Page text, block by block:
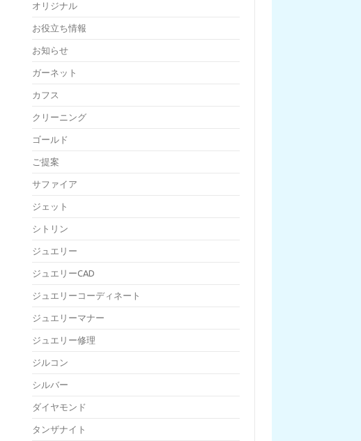
オリジナル
お役立ち情報
お知らせ
ガーネット
カフス
クリーニング
ゴールド
ご提案
サファイア
ジェット
シトリン
ジュエリー
ジュエリーCAD
ジュエリーコーディネート
ジュエリーマナー
ジュエリー修理
ジルコン
シルバー
ダイヤモンド
タンザナイト